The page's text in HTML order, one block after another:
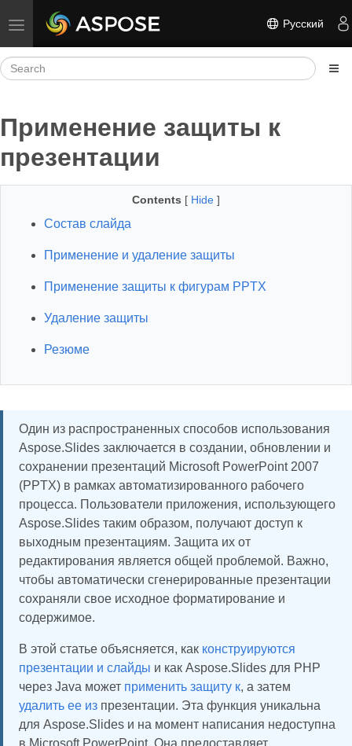
Toggle navigation Русский
Применение защиты к
презентации
Contents [ Hide ]
Состав слайда
Применение и удаление защиты
Применение защиты к фигурам PPTX
Удаление защиты
Резюме
Один из распространенных способов использования
Aspose.Slides заключается в создании, обновлении и
сохранении презентаций Microsoft PowerPoint 2007
(PPTX) в рамках автоматизированного рабочего
процесса. Пользователи приложения, использующего
Aspose.Slides таким образом, получают доступ к
выходным презентациям. Защита их от
редактирования является общей проблемой. Важно,
чтобы автоматически сгенерированные презентации
сохраняли свое исходное форматирование и
содержимое.
В этой статье объясняется, как конструируются
презентации и слайды и как Aspose.Slides для PHP
через Java может применить защиту к, а затем
удалить ее из презентации. Эта функция уникальна
для Aspose.Slides и на момент написания недоступна
в Microsoft PowerPoint. Она предоставляет